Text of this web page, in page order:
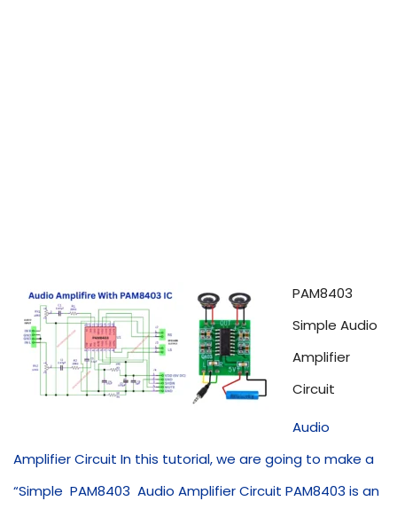
PAM8403
Simple Audio
Amplifier
Circuit
Audio
Amplifier Circuit In this tutorial, we are going to make a
“Simple PAM8403 Audio Amplifier Circuit PAM8403 is an